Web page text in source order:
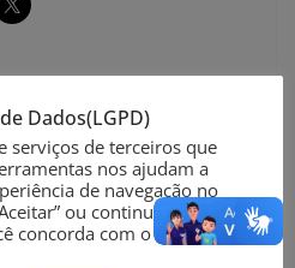
de coronavírus nesta
Rio Grande
casos confirmados de
coronavírus e 40.976 óbitos
Dados(LGPD)
serviços de terceiros que
nos ajudam a
de navegação no
ou continuar a
concorda com o uso de